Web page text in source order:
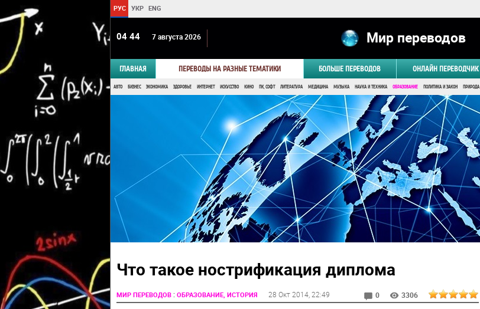
РУС УКР ENG
04:44 7 августа 2026 Мир переводов
ГЛАВНАЯ ПЕРЕВОДЫ НА РАЗНЫЕ ТЕМАТИКИ БОЛЬШЕ ПЕРЕВОДОВ ОНЛАЙН ПЕРЕВОДЧИК
АВТО БИЗНЕС ЭКОНОМИКА ЗДОРОВЬЕ ИНТЕРНЕТ ИСКУССТВО КИНО ПК, СОФТ ЛИТЕРАТУРА МЕДИЦИНА МУЗЫКА НАУКА И ТЕХНИКА ОБРАЗОВАНИЕ ПОЛИТИКА И ЗАКОН ПРИРОДА
Что такое нострификация диплома
МИР ПЕРЕВОДОВ: ОБРАЗОВАНИЕ, ИСТОРИЯ 28 Окт 2014, 22:49 0 3306